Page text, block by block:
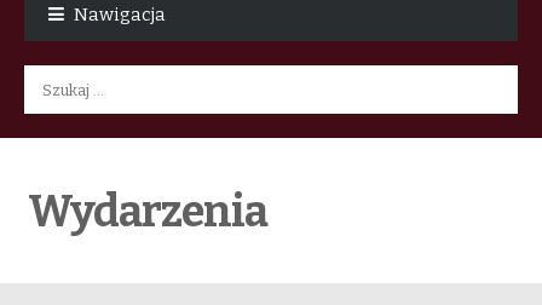
Nawigacja
Szukaj:
Wydarzenia